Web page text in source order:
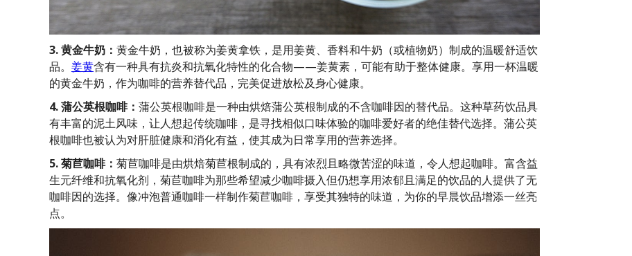
3. 黄金牛奶： 黄金牛奶，也被称为姜黄拿铁，是用姜黄、香料和牛奶（或植物奶）制成的温暖舒适饮
品。 姜黄含有一种具有抗炎和抗氧化特性的化合物——姜黄素，可能有助于整体健康。享用一杯温暖
的黄金牛奶，作为咖啡的营养替代品，完美促进放松及身心健康。
4. 蒲公英根咖啡： 蒲公英根咖啡是一种由烘焙蒲公英根制成的不含咖啡因的替代品。这种草药饮品具
有丰富的泥土风味，让人想起传统咖啡，是寻找相似口味体验的咖啡爱好者的绝佳替代选择。蒲公英
根咖啡也被认为对肝脏健康和消化有益，使其成为日常享用的营养选择。
5. 菊苣咖啡： 菊苣咖啡是由烘焙菊苣根制成的，具有浓烈且略微苦涩的味道，令人想起咖啡。富含益
生元纤维和抗氧化剂，菊苣咖啡为那些希望减少咖啡摄入但仍想享用浓郁且满足的饮品的人提供了无
咖啡因的选择。像冲泡普通咖啡一样制作菊苣咖啡，享受其独特的味道，为你的早晨饮品增添一丝亮
点。